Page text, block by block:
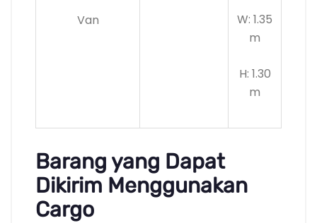
Van
W: 1.35
m
H: 1.30
m
Barang yang Dapat
Dikirim Menggunakan
Cargo